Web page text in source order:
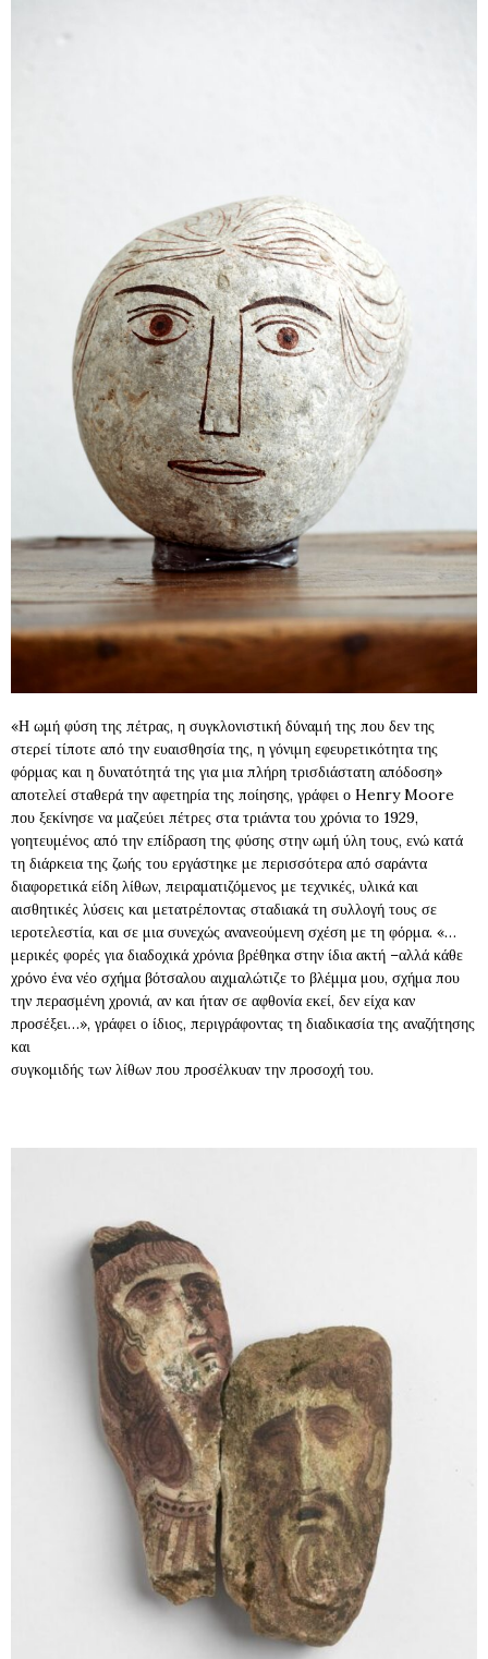
«Η ωμή φύση της πέτρας, η συγκλονιστική δύναμή της που δεν της
στερεί τίποτε από την ευαισθησία της, η γόνιμη εφευρετικότητα της
φόρμας και η δυνατότητά της για μια πλήρη τρισδιάστατη απόδοση»
αποτελεί σταθερά την αφετηρία της ποίησης, γράφει ο Henry Moore
που ξεκίνησε να μαζεύει πέτρες στα τριάντα του χρόνια το 1929,
γοητευμένος από την επίδραση της φύσης στην ωμή ύλη τους, ενώ κατά
τη διάρκεια της ζωής του εργάστηκε με περισσότερα από σαράντα
διαφορετικά είδη λίθων, πειραματιζόμενος με τεχνικές, υλικά και
αισθητικές λύσεις και μετατρέποντας σταδιακά τη συλλογή τους σε
ιεροτελεστία, και σε μια συνεχώς ανανεούμενη σχέση με τη φόρμα. «…
μερικές φορές για διαδοχικά χρόνια βρέθηκα στην ίδια ακτή –αλλά κάθε
χρόνο ένα νέο σχήμα βότσαλου αιχμαλώτιζε το βλέμμα μου, σχήμα που
την περασμένη χρονιά, αν και ήταν σε αφθονία εκεί, δεν είχα καν
προσέξει…», γράφει ο ίδιος, περιγράφοντας τη διαδικασία της αναζήτησης
και
συγκομιδής των λίθων που προσέλκυαν την προσοχή του.